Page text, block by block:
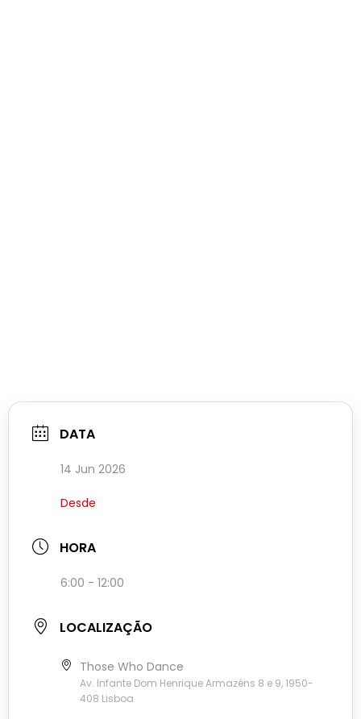
DATA
14 Jun 2026
Desde
HORA
6:00 - 12:00
LOCALIZAÇÃO
Those Who Dance
Av. Infante Dom Henrique Armazéns 8 e 9, 1950-
408 Lisboa